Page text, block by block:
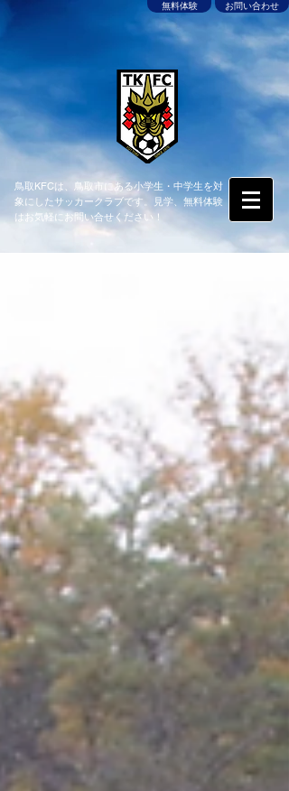
無料体験 お問い合わせ
鳥取KFCは、鳥取市にある小学生・中学生を対
象にしたサッカークラブです。見学、無料体験
はお気軽にお問い合せください！